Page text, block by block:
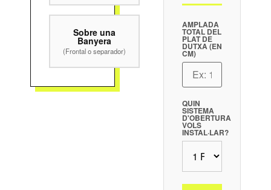
Sobre una
Banyera
(Frontal o separador)
AMPLADA
TOTAL DEL
PLAT DE
DUTXA (EN
CM)
QUIN
SISTEMA
D'OBERTURA
VOLS
INSTAL·LAR?